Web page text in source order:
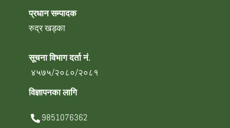
प्रधान सम्पादक
रुद्र खड्का
सूचना विभाग दर्ता नं.
४५७५/२०८०/२०८१
विज्ञापनका लागि
9851076362